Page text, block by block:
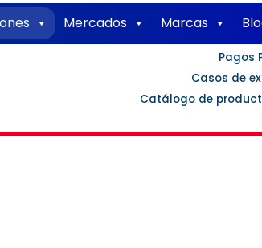
Mercados Marcas
Pagos
Casos de
Catálogo de